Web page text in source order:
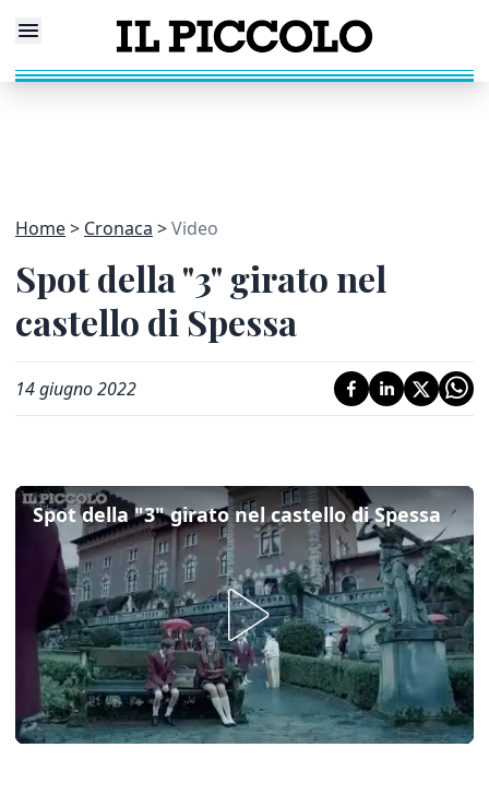
Home Cronaca Video
Spot della "3" girato nel
castello di Spessa
14 giugno 2022
Spot della "3" girato nel castello di Spessa